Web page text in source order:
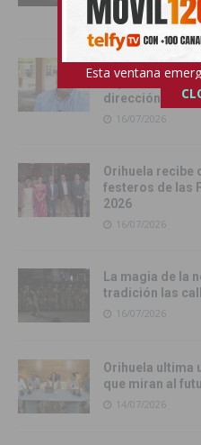
17/07/2026
Juan Martínez
esplendoroso
dirección»
16/07/2026
Orihuela recibe
festeros de las
2026
16/07/2026
La magia de la
tradición las
16/07/2026
Orihuela ultima
que miran al
14/07/2026
Esta ventana